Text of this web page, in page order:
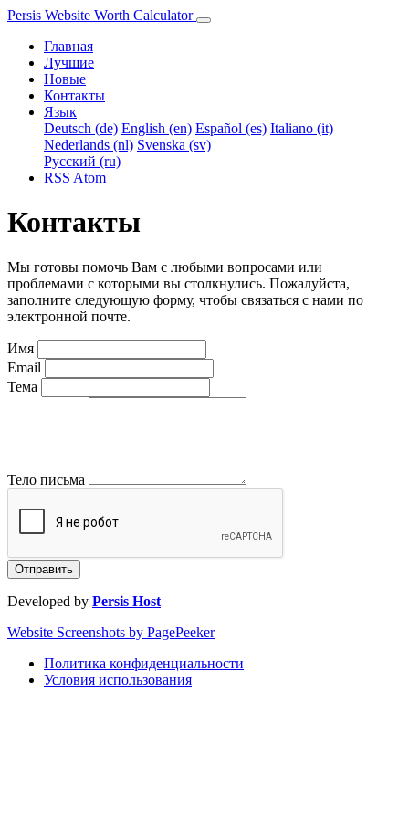
Persis Website Worth Calculator
Главная
Лучшие
Новые
Контакты
Язык
Deutsch (de) English (en) Español (es) Italiano (it)
Nederlands (nl) Svenska (sv)
Русский (ru)
RSS Atom
Контакты
Мы готовы помочь Вам с любыми вопросами или
проблемами с которыми вы столкнулись. Пожалуйста,
заполните следующую форму, чтобы связаться с нами по
электронной почте.
Имя
Email
Тема
Тело письма
Developed by Persis Host
Website Screenshots by PagePeeker
Политика конфиденциальности
Условия использования